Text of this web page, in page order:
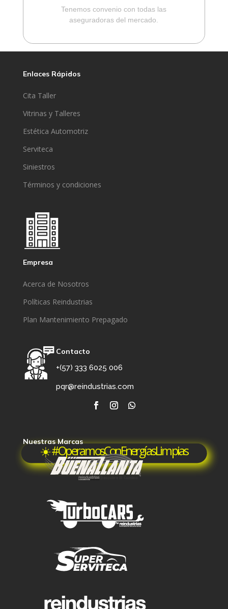
Tenemos convenio con todas las
aseguradoras del mercado.
Enlaces Rápidos
Cita Taller
Vitrinas y Talleres
Estética Automotriz
Serviteca
Siniestros
Términos y condiciones
Empresa
Acerca de Nosotros
Políticas Reindustrias
Plan Mantenimiento Prepagado
Contacto
+(57) 333 6025 006
pqr@reindustrias.com
☀️ #OperamosConEnergíasLimpias
Nuestras Marcas